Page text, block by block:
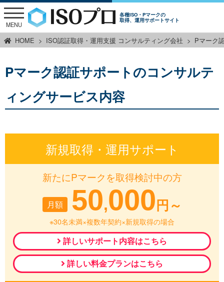
各種ISO・Pマークの
取得、運用サポートサイト
MENU
HOME ISO認証取得・運用支援 コンサルティング会社 Pマーク
Pマーク認証サポートのコンサルテ
ィングサービス内容
新規取得・運用サポート
新たにPマークを取得検討中の方
月額 50,000 円～
※30名未満×複数年契約×新規取得の場合
詳しいサポート内容はこちら
詳しい料金プランはこちら